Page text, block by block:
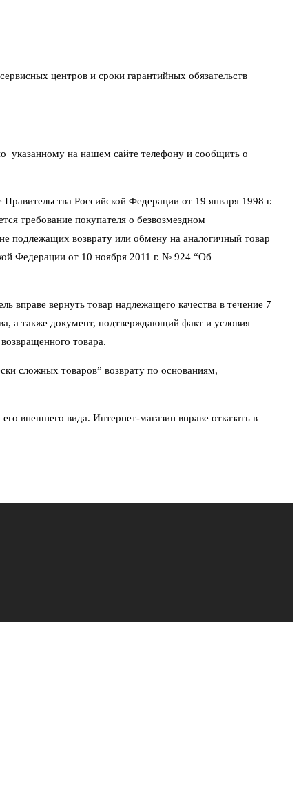
центров и сроки гарантийных обязательств
указанному на нашем сайте телефону и сообщить о
Российской Федерации от 19 января 1998 г.
требование покупателя о безвозмездном
подлежащих возврату или обмену на аналогичный товар
Федерации от 10 ноября 2011 г. № 924 “Об
вправе вернуть товар надлежащего качества в течение 7
а также документ, подтверждающий факт и условия
товара.
сложных товаров” возврату по основаниям,
внешнего вида. Интернет-магазин вправе отказать в